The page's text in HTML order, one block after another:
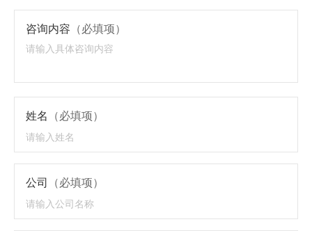
咨询内容 （必填项）
姓名 （必填项）
公司 （必填项）